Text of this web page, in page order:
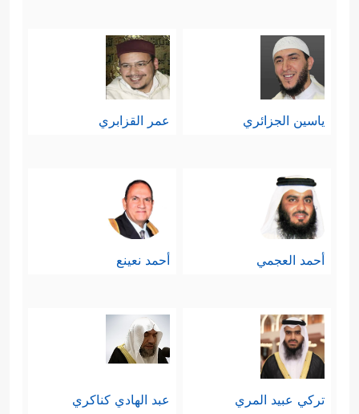
ياسين الجزائري عمر القزابري
أحمد العجمي أحمد نعينع
تركي عبيد المري عبد الهادي كناكري